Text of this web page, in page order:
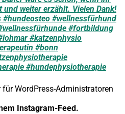
WordPress-Administratoren
Instagram-Feed.